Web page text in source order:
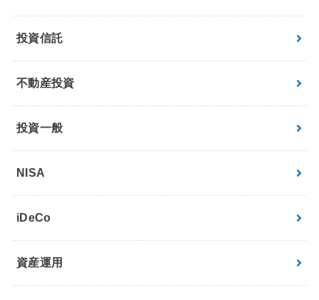
投資信託
不動産投資
投資一般
NISA
iDeCo
資産運用